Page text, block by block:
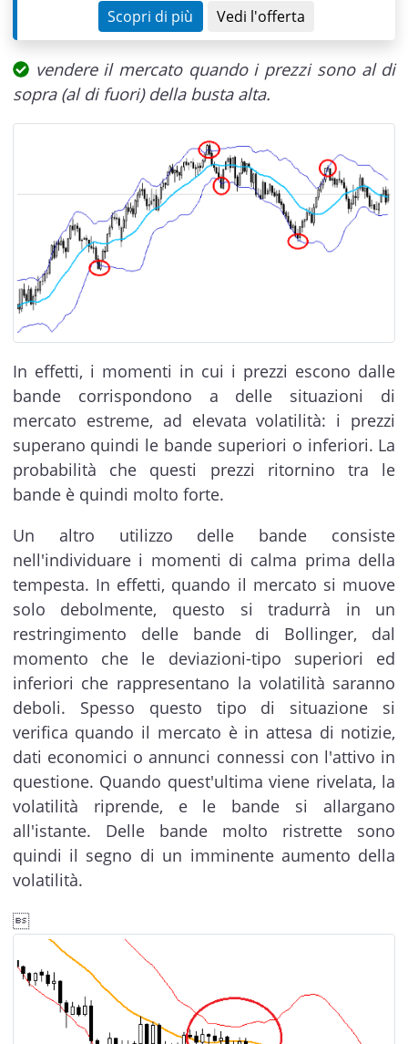
Scopri di più Vedi l'offerta
vendere il mercato quando i prezzi sono al di
sopra (al di fuori) della busta alta.
In effetti, i momenti in cui i prezzi escono dalle
bande corrispondono a delle situazioni di
mercato estreme, ad elevata volatilità: i prezzi
superano quindi le bande superiori o inferiori. La
probabilità che questi prezzi ritornino tra le
bande è quindi molto forte.
Un altro utilizzo delle bande consiste
nell'individuare i momenti di calma prima della
tempesta. In effetti, quando il mercato si muove
solo debolmente, questo si tradurrà in un
restringimento delle bande di Bollinger, dal
momento che le deviazioni-tipo superiori ed
inferiori che rappresentano la volatilità saranno
deboli. Spesso questo tipo di situazione si
verifica quando il mercato è in attesa di notizie,
dati economici o annunci connessi con l'attivo in
questione. Quando quest'ultima viene rivelata, la
volatilità riprende, e le bande si allargano
all'istante. Delle bande molto ristrette sono
quindi il segno di un imminente aumento della
volatilità.
